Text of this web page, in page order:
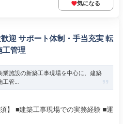
気になる
迎 サポート体制・手当充実 転
工管理
業施設の新築工事現場を中心に、建築
工管...
】 ■建築工事現場での実務経験 ■運